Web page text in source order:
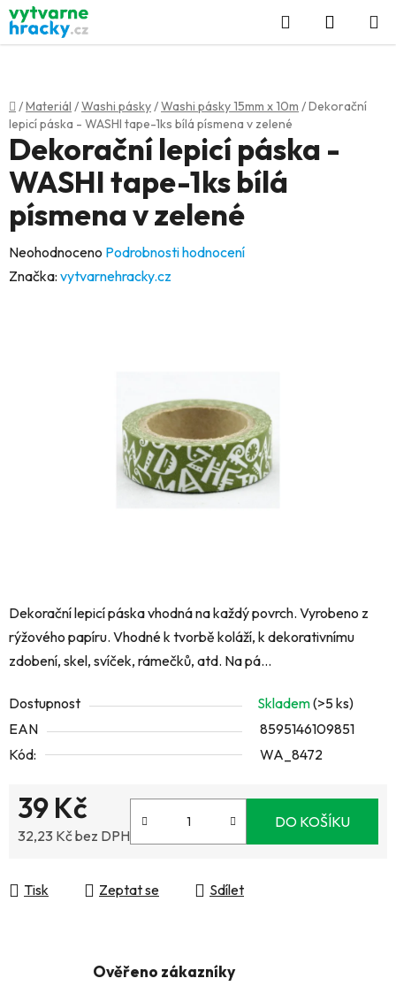
Přejít
na
obsah
Hledat
KOŠÍK
Domů
/Materiál /Washi pásky/Washi pásky 15mm x 10m /Dekorační
lepicí páska - WASHI tape-1ks bílá písmena v zelené
Dekorační lepicí páska vhodná na každý povrch. Vyrobeno z
rýžového papíru. Vhodné k tvorbě koláží, k dekorativnímu
zdobení, skel, svíček, rámečků, atd. Na pá...
Dostupnost Skladem(>5 ks)
EAN
8595146109851
Kód:
WA_8472
39 Kč
32,23 Kč bez DPH
DO KOŠÍKU
Tisk Zeptat se Sdílet
Dekorační lepicí páska -
WASHI tape-1ks bílá
písmena v zelené
Průměrné
hodnocení
Neohodnoceno Podrobnosti hodnocení
Značka: vytvarnehracky.cz
Ověřeno zákazníky